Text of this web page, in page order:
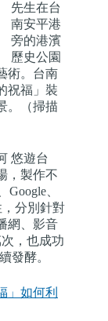
先生在台
南安平港
旁的港濱
歷史公園
術。台南
祝福」裝
。（掃描
悠遊台
，製作不
、
，分別針對
網、影音
，也成功
發酵。
」如何利